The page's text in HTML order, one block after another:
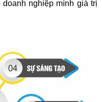
nghiệp mình giá trị